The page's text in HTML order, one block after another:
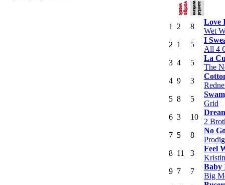
1 2 8
Love
Wet
2 1 5
I
All 4
3 4 5
La
The
4 9 3
5 8 5
Grid
6 3 10
2
7 5 8
No
8 11 3
Feel
9 7 7
Baby
Big